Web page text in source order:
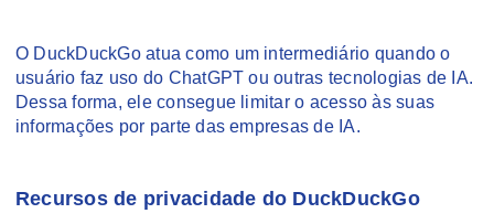
O DuckDuckGo atua como um intermediário quando o
usuário faz uso do ChatGPT ou outras tecnologias de IA.
Dessa forma, ele consegue limitar o acesso às suas
informações por parte das empresas de IA.
Recursos de privacidade do DuckDuckGo